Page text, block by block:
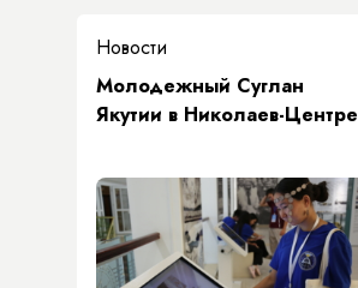
Новости
Молодежный Суглан
Якутии в Николаев-Центре